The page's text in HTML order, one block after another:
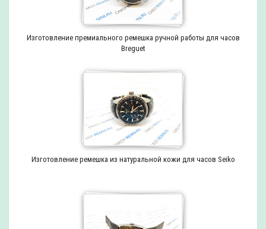
Изготовление премиального ремешка ручной работы для часов
Breguet
Изготовление ремешка из натуральной кожи для часов Seiko